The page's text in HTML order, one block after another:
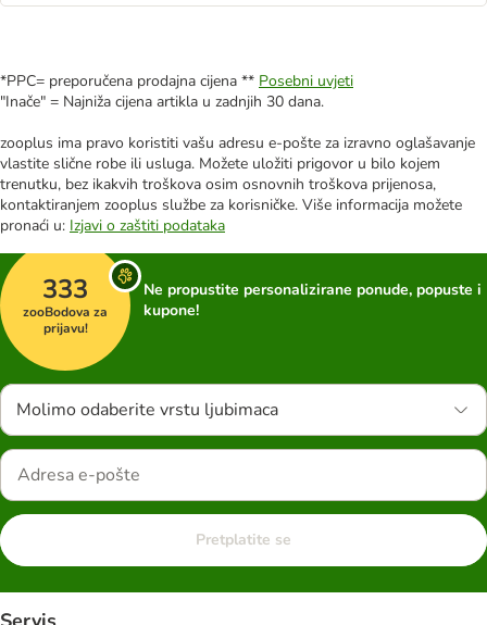
*PPC= preporučena prodajna cijena ** Posebni uvjeti
"Inače" = Najniža cijena artikla u zadnjih 30 dana.
zooplus ima pravo koristiti vašu adresu e-pošte za izravno oglašavanje
vlastite slične robe ili usluga. Možete uložiti prigovor u bilo kojem
trenutku, bez ikakvih troškova osim osnovnih troškova prijenosa,
kontaktiranjem zooplus službe za korisničke. Više informacija možete
pronaći u: Izjavi o zaštiti podataka
333
zooBodova za
prijavu!
Ne propustite personalizirane ponude, popuste i
kupone!
Molimo odaberite vrstu ljubimaca
Pretplatite se